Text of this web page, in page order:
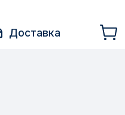
Доставка